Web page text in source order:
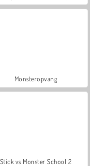
Monsteropvang
Stick vs Monster School 2